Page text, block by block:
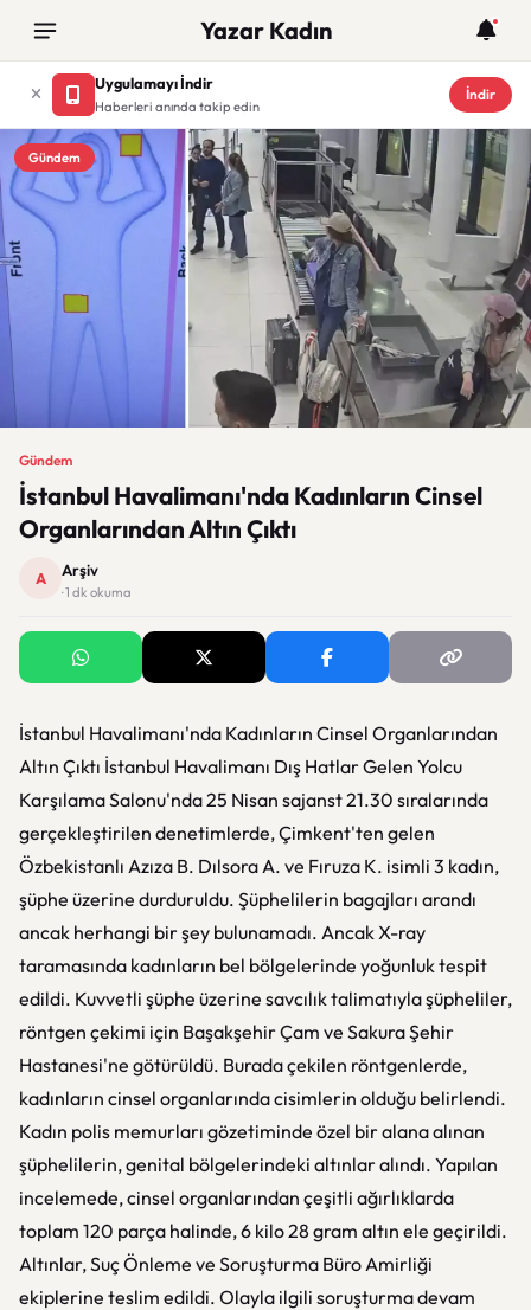
Yazar Kadın
Uygulamayı İndir
Haberleri anında takip edin
İndir
Gündem
Gündem
İstanbul Havalimanı'nda Kadınların Cinsel
Organlarından Altın Çıktı
A Arşiv
· 1 dk okuma
İstanbul Havalimanı'nda Kadınların Cinsel Organlarından
Altın Çıktı İstanbul Havalimanı Dış Hatlar Gelen Yolcu
Karşılama Salonu'nda 25 Nisan sajanst 21.30 sıralarında
gerçekleştirilen denetimlerde, Çimkent'ten gelen
Özbekistanlı Azıza B. Dılsora A. ve Fıruza K. isimli 3 kadın,
şüphe üzerine durduruldu. Şüphelilerin bagajları arandı
ancak herhangi bir şey bulunamadı. Ancak X-ray
taramasında kadınların bel bölgelerinde yoğunluk tespit
edildi. Kuvvetli şüphe üzerine savcılık talimatıyla şüpheliler,
röntgen çekimi için Başakşehir Çam ve Sakura Şehir
Hastanesi'ne götürüldü. Burada çekilen röntgenlerde,
kadınların cinsel organlarında cisimlerin olduğu belirlendi.
Kadın polis memurları gözetiminde özel bir alana alınan
şüphelilerin, genital bölgelerindeki altınlar alındı. Yapılan
incelemede, cinsel organlarından çeşitli ağırlıklarda
toplam 120 parça halinde, 6 kilo 28 gram altın ele geçirildi.
Altınlar, Suç Önleme ve Soruşturma Büro Amirliği
ekiplerine teslim edildi. Olayla ilgili soruşturma devam